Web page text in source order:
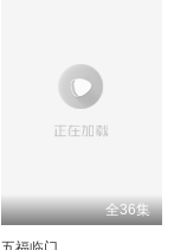
全36集